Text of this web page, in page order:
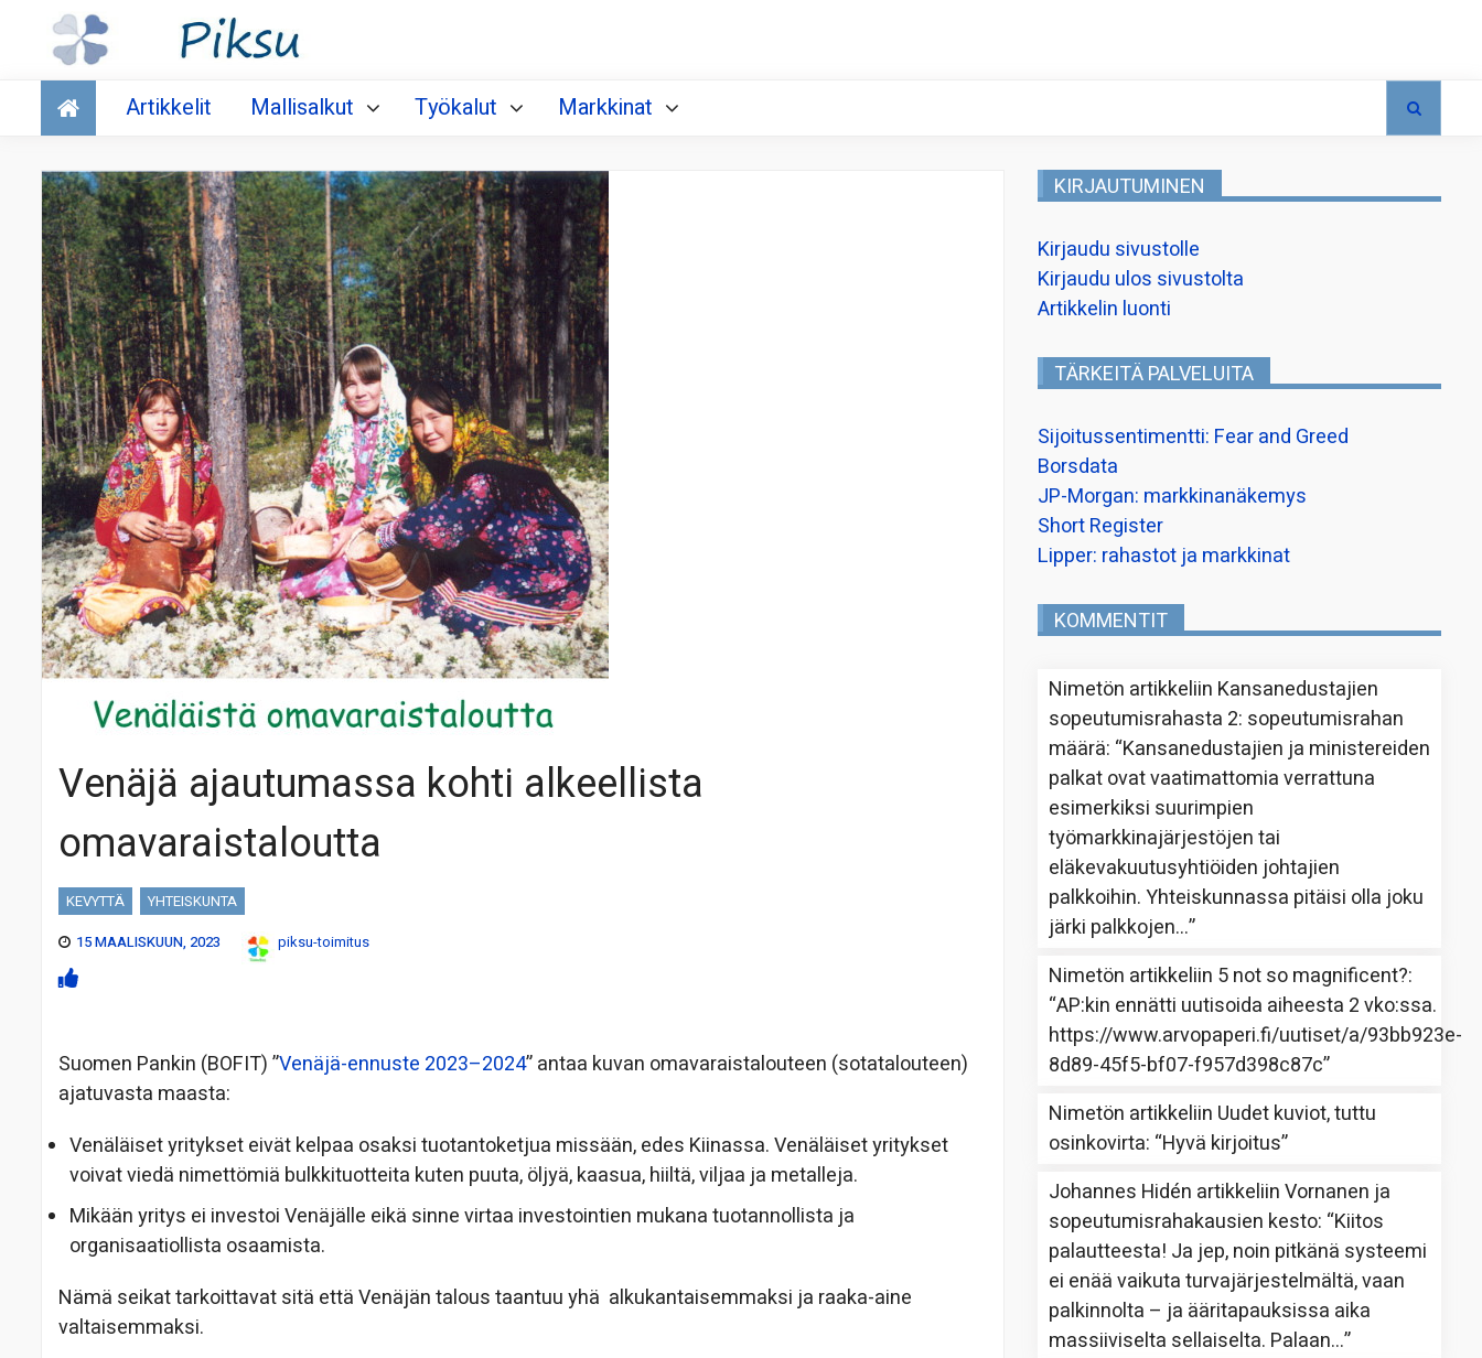
Talous
Artikkelit Mallisalkut Työkalut Markkinat
Venäjä ajautumassa kohti alkeellista
omavaraistaloutta
KEVYTTÄ
YHTEISKUNTA
15 MAALISKUUN, 2023
piksu-toimitus
Suomen Pankin (BOFIT) ”Venäjä-ennuste 2023–2024” antaa kuvan omavaraistalouteen (sotatalouteen)
ajatuvasta maasta:
Venäläiset yritykset eivät kelpaa osaksi tuotantoketjua missään, edes Kiinassa. Venäläiset yritykset
voivat viedä nimettömiä bulkkituotteita kuten puuta, öljyä, kaasua, hiiltä, viljaa ja metalleja.
Mikään yritys ei investoi Venäjälle eikä sinne virtaa investointien mukana tuotannollista ja
organisaatiollista osaamista.
Nämä seikat tarkoittavat sitä että Venäjän talous taantuu yhä alkukantaisemmaksi ja raaka-aine
valtaisemmaksi.
KIRJAUTUMINEN
Kirjaudu sivustolle
Kirjaudu ulos sivustolta
Artikkelin luonti
TÄRKEITÄ PALVELUITA
Sijoitussentimentti: Fear and Greed
Borsdata
JP-Morgan: markkinanäkemys
Short Register
Lipper: rahastot ja markkinat
KOMMENTIT
Nimetön artikkeliin Kansanedustajien
sopeutumisrahasta 2: sopeutumisrahan
määrä: “Kansanedustajien ja ministereiden
palkat ovat vaatimattomia verrattuna
esimerkiksi suurimpien
työmarkkinajärjestöjen tai
eläkevakuutusyhtiöiden johtajien
palkkoihin. Yhteiskunnassa pitäisi olla joku
järki palkkojen…”
Nimetön artikkeliin 5 not so magnificent?:
“AP:kin ennätti uutisoida aiheesta 2 vko:ssa.
https://www.arvopaperi.fi/uutiset/a/93bb923e-
8d89-45f5-bf07-f957d398c87c”
Nimetön artikkeliin Uudet kuviot, tuttu
osinkovirta: “Hyvä kirjoitus”
Johannes Hidén artikkeliinVornanen ja
sopeutumisrahakausien kesto: “Kiitos
palautteesta! Ja jep, noin pitkänä systeemi
ei enää vaikuta turvajärjestelmältä, vaan
palkinnolta – ja ääritapauksissa aika
massiiviselta sellaiselta. Palaan…”